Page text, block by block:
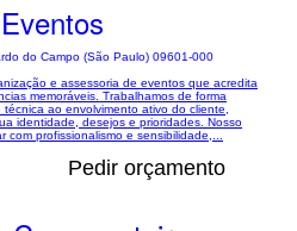
do Campo (São Paulo) 09601-000
e assessoria de eventos que acredita
memoráveis. Trabalhamos de forma
ao envolvimento ativo do cliente,
identidade, desejos e prioridades. Nosso
profissionalismo e sensibilidade,...
Pedir orçamento